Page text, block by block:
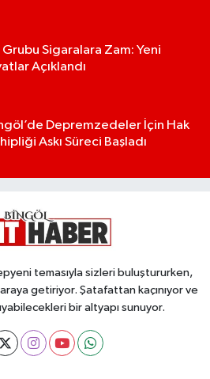
Grubu Sigaralara Zam: Yeni
Açıklandı
Depremzedeler İçin Hak
Askı Süreci Başladı
temasıyla sizleri buluştururken,
getiriyor. Şatafattan kaçınıyor ve
bir altyapı sunuyor.